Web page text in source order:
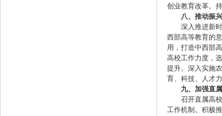
创业教育改革。
八、推动振
深入推进新
西部高等教育的
用，打造中西部
高校工作力度，
提升。深入实施
育、科技、人才
九、加强直
召开直属高
工作机制。积极